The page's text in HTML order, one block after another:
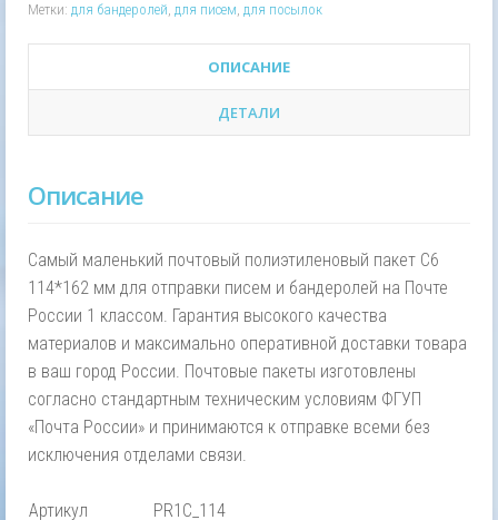
Метки: для бандеролей, для писем, для посылок
ОПИСАНИЕ
ДЕТАЛИ
Описание
Самый маленький почтовый полиэтиленовый пакет С6
114*162 мм для отправки писем и бандеролей на Почте
России 1 классом. Гарантия высокого качества
материалов и максимально оперативной доставки товара
в ваш город России. Почтовые пакеты изготовлены
согласно стандартным техническим условиям ФГУП
«Почта России» и принимаются к отправке всеми без
исключения отделами связи.
Артикул
PR1C_114